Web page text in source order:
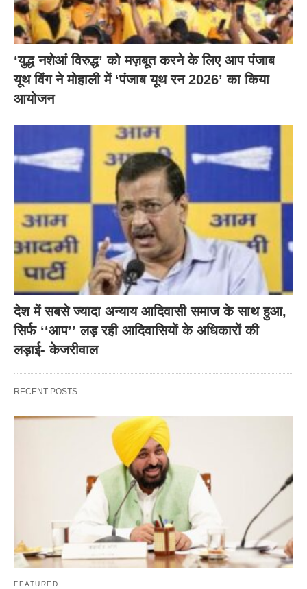
‘युद्ध नशेआं विरुद्ध’ को मज़बूत करने के लिए आप पंजाब
यूथ विंग ने मोहाली में ‘पंजाब यूथ रन 2026’ का किया
आयोजन
देश में सबसे ज्यादा अन्याय आदिवासी समाज के साथ हुआ,
सिर्फ ‘‘आप’’ लड़ रही आदिवासियों के अधिकारों की
लड़ाई- केजरीवाल
RECENT POSTS
FEATURED